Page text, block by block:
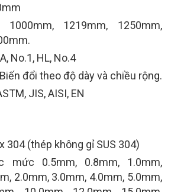
1000mm, 1219mm, 1250mm,
No.1, HL, No.4
đổi theo độ dày và chiều rộng.
JIS, AISI, EN
304 (thép không gỉ SUS 304)
mức 0.5mm, 0.8mm, 1.0mm,
2.0mm, 3.0mm, 4.0mm, 5.0mm,